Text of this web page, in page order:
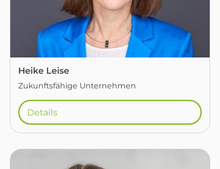
Heike Leise
Zukunftsfähige Unternehmen
Details